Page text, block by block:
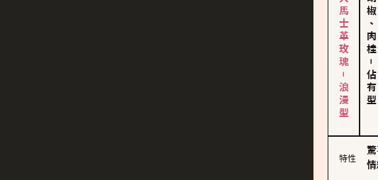
大馬士革玫瑰－浪漫型 胡椒、肉桂
－
佔有型
特性